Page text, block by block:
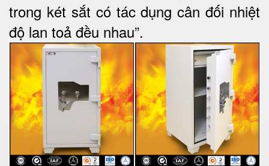
trong két sắt có tác dụng cân đối nhiệt
độ lan toả đều nhau”.